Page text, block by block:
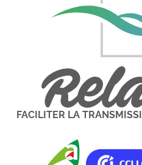
FACILITER LA